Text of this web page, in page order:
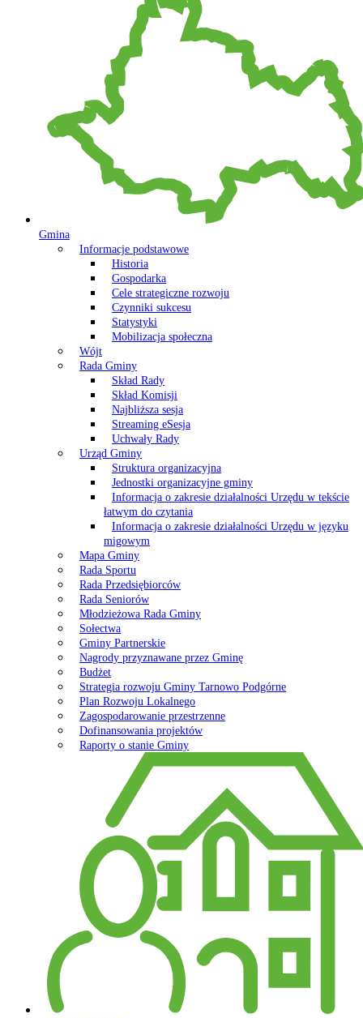
Gmina
Informacje podstawowe
Historia
Gospodarka
Cele strategiczne rozwoju
Czynniki sukcesu
Statystyki
Mobilizacja społeczna
Wójt
Rada Gminy
Skład Rady
Skład Komisji
Najbliższa sesja
Streaming eSesja
Uchwały Rady
Urząd Gminy
Struktura organizacyjna
Jednostki organizacyjne gminy
Informacja o zakresie działalności Urzędu w tekście
łatwym do czytania
Informacja o zakresie działalności Urzędu w języku
migowym
Mapa Gminy
Rada Sportu
Rada Przedsiębiorców
Rada Seniorów
Młodzieżowa Rada Gminy
Sołectwa
Gminy Partnerskie
Nagrody przyznawane przez Gminę
Budżet
Strategia rozwoju Gminy Tarnowo Podgórne
Plan Rozwoju Lokalnego
Zagospodarowanie przestrzenne
Dofinansowania projektów
Raporty o stanie Gminy